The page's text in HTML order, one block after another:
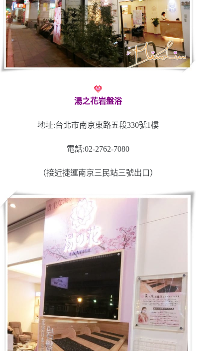
湯之花岩盤浴
地址:台北市南京東路五段330號1樓
電話:02-2762-7080
（接近捷運南京三民站三號出口）